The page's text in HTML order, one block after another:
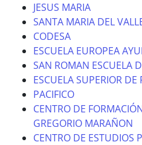
JESUS MARIA
SANTA MARIA DEL
CODESA
ESCUELA EUROPEA
SAN ROMAN ESCUELA
ESCUELA SUPERIOR DE
PACIFICO
CENTRO DE
GREGORIO MARAÑON
CENTRO DE ESTUDIOS